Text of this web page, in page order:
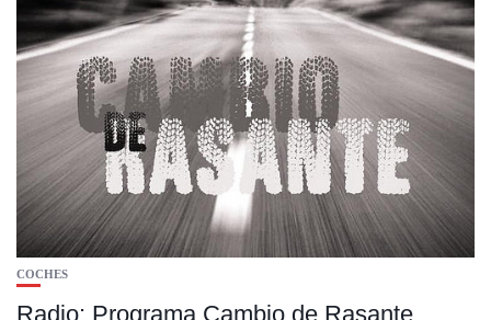
COCHES
Radio: Programa Cambio de Rasante